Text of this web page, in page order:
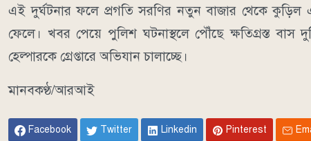
এই দুর্ঘটনার ফলে প্রগতি সরণির নতুন বাজার থেকে কুড়িল
ফেলে। খবর পেয়ে পুলিশ ঘটনাস্থলে পৌঁছে ক্ষতিগ্রস্ত বাস
হেল্পারকে গ্রেপ্তারে অভিযান চালাচ্ছে।
মানবকণ্ঠ/আরআই
Facebook Twitter Linkedin Pinterest